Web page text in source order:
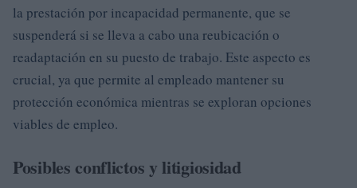
la prestación por incapacidad permanente, que se
suspenderá si se lleva a cabo una reubicación o
readaptación en su puesto de trabajo. Este aspecto es
crucial, ya que permite al empleado mantener su
protección económica mientras se exploran opciones
viables de empleo.
Posibles conflictos y litigiosidad